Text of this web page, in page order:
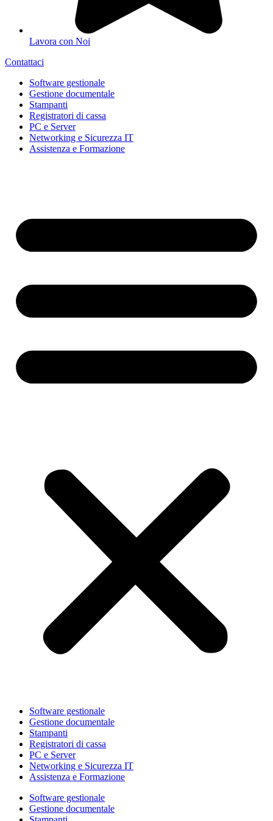
Lavora con Noi
Contattaci
Software gestionale
Gestione documentale
Stampanti
Registratori di cassa
PC e Server
Networking e Sicurezza IT
Assistenza e Formazione
Software gestionale
Gestione documentale
Stampanti
Registratori di cassa
PC e Server
Networking e Sicurezza IT
Assistenza e Formazione
Software gestionale
Gestione documentale